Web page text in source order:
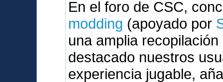
En el foro de CSC,
modding (apoyado por
una amplia
destacado nuestros
experiencia jugable,